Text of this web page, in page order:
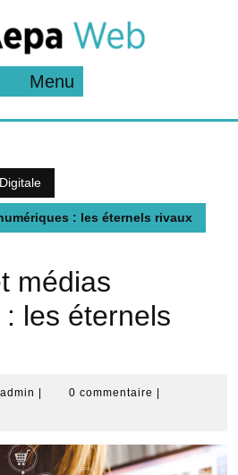
Menu
: les éternels rivaux
médias
les éternels
admin admin0 commentaire